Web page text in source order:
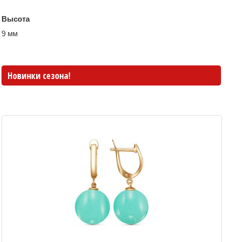
Высота
9 мм
Новинки сезона!